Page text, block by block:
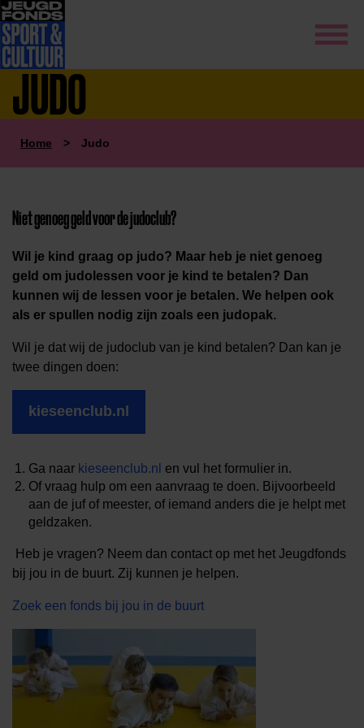
JUDO
Home > Judo
Niet genoeg geld voor de judoclub?
Wil je kind graag op judo? Maar heb je niet genoeg
geld om judolessen voor je kind te betalen? Dan
kunnen wij de lessen voor je betalen. We helpen ook
als er spullen nodig zijn zoals een judopak.
Wil je dat wij de judoclub van je kind betalen? Dan kan je
twee dingen doen:
kieseenclub.nl
Ga naar kieseenclub.nl en vul het formulier in.
Of vraag hulp om een aanvraag te doen. Bijvoorbeeld
aan de juf of meester, of iemand anders die je helpt met
geldzaken.
Heb je vragen? Neem dan contact op met het Jeugdfonds
bij jou in de buurt. Zij kunnen je helpen.
Zoek een fonds bij jou in de buurt